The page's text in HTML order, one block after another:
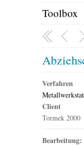
Toolbox
Verfahren
Client
Tormek 2000
Bearbeitung: